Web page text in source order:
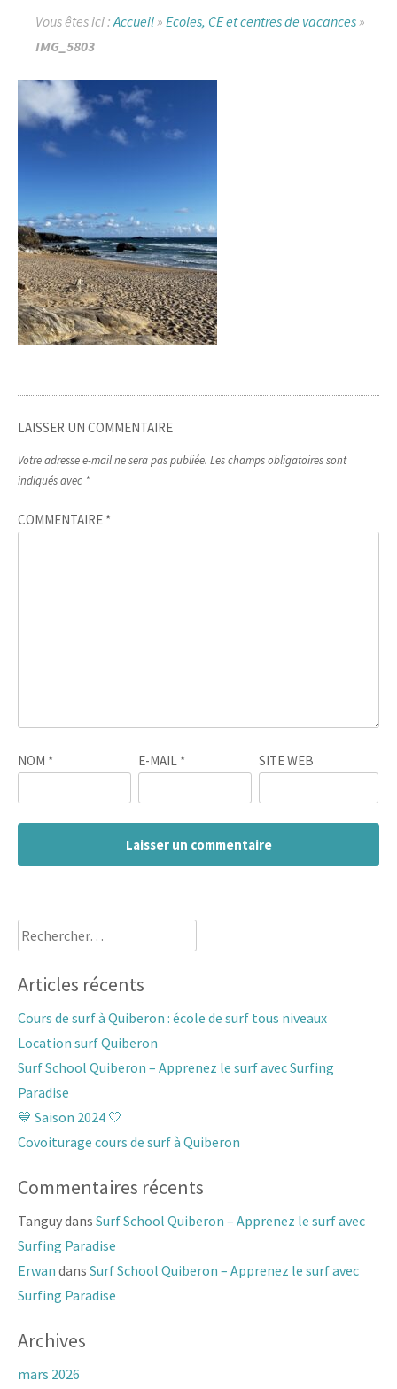
Vous êtes ici :Accueil» Ecoles, CE et centres de vacances»
IMG_5803
LAISSER UN COMMENTAIRE
Votre adresse e-mail ne sera pas publiée. Les champs obligatoires sont
indiqués avec *
COMMENTAIRE *
NOM * E-MAIL * SITE WEB
Rechercher :
Articles récents
Cours de surf à Quiberon : école de surf tous niveaux
Location surf Quiberon
Surf School Quiberon – Apprenez le surf avec Surfing
Paradise
💙 Saison 2024 🤍
Covoiturage cours de surf à Quiberon
Commentaires récents
Tanguydans Surf School Quiberon – Apprenez le surf avec
Surfing Paradise
Erwan dans Surf School Quiberon – Apprenez le surf avec
Surfing Paradise
Archives
mars 2026